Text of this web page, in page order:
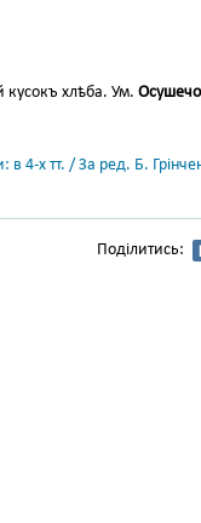
кусокъ хлѣба. Ум.
в 4-х тт. / За ред. Б.
Поділитись: